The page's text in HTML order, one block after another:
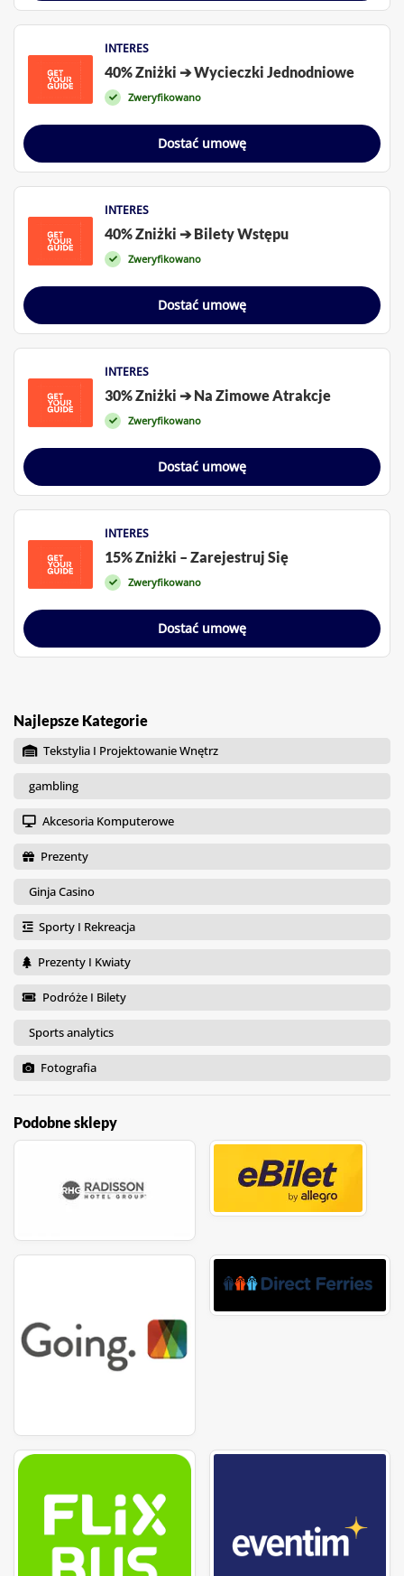
INTERES
40% Zniżki ➔ Wycieczki Jednodniowe
Zweryfikowano
Dostać umowę
INTERES
40% Zniżki ➔ Bilety Wstępu
Zweryfikowano
Dostać umowę
INTERES
30% Zniżki ➔ Na Zimowe Atrakcje
Zweryfikowano
Dostać umowę
INTERES
15% Zniżki – Zarejestruj Się
Zweryfikowano
Dostać umowę
Najlepsze Kategorie
Tekstylia I Projektowanie Wnętrz
gambling
Akcesoria Komputerowe
Prezenty
Ginja Casino
Sporty I Rekreacja
Prezenty I Kwiaty
Podróże I Bilety
Sports analytics
Fotografia
Podobne sklepy